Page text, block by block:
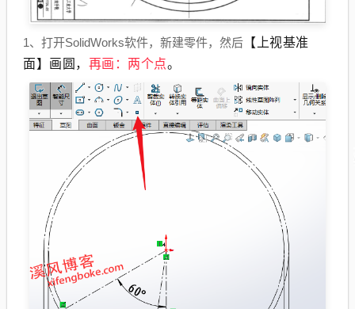
1、打开SolidWorks软件，新建零件，然后 【上视基准
面】画圆， 再画：两个点。